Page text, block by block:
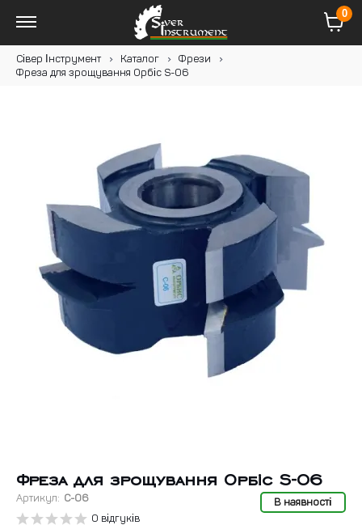
0
Сівер Інструмент Каталог
Фрези
Фреза для зрощування Орбіс S-06
Фреза для зрощування Орбіс S-06
В наявності
Артикул: C-06
0 відгуків